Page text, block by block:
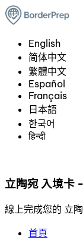
English
简体中文
繁體中文
Español
Français
日本語
한국어
हिन्दी
立陶宛 入境卡
線上完成您的 立
首頁